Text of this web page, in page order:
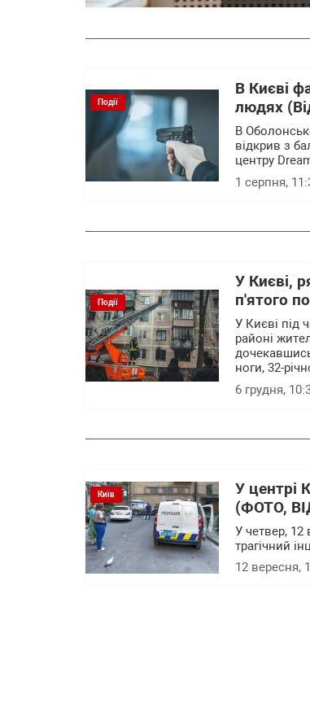
Події
В Києві
людях
В
відкрив з
центру
1 серпня,
Події
У Києві,
п'ятого
У Києві під
районі
ноги, 32-
6 грудня,
Київ
У центрі
(ФОТО,
У четвер, 12
трагічний
12 вересня,